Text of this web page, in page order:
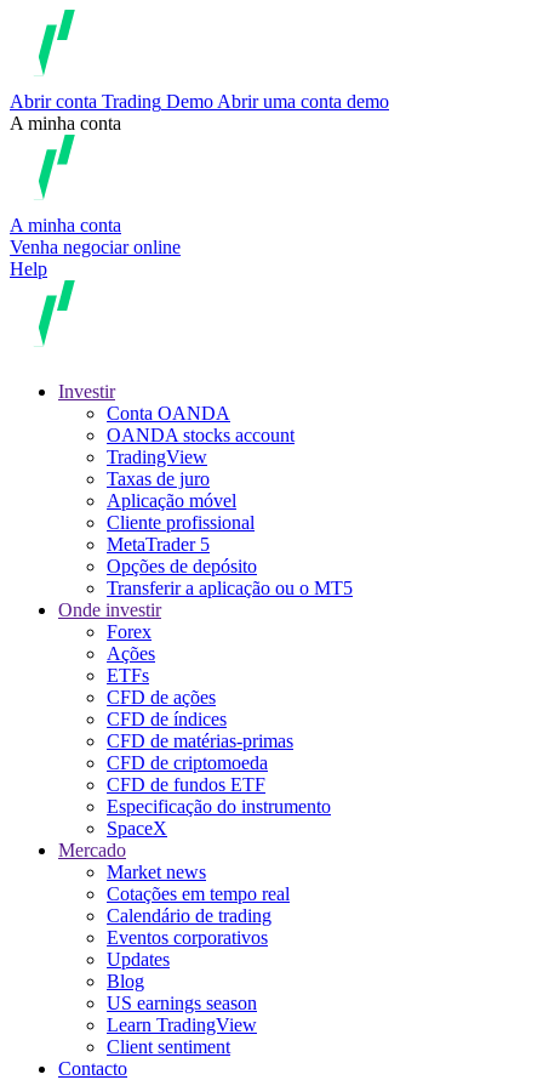
Abrir conta Trading Demo Abrir uma conta demo
A minha conta
A minha conta
Venha negociar online
Help
Investir
Conta OANDA
OANDA stocks account
TradingView
Taxas de juro
Aplicação móvel
Cliente profissional
MetaTrader 5
Opções de depósito
Transferir a aplicação ou o MT5
Onde investir
Forex
Ações
ETFs
CFD de ações
CFD de índices
CFD de matérias-primas
CFD de criptomoeda
CFD de fundos ETF
Especificação do instrumento
SpaceX
Mercado
Market news
Cotações em tempo real
Calendário de trading
Eventos corporativos
Updates
Blog
US earnings season
Learn TradingView
Client sentiment
Contacto